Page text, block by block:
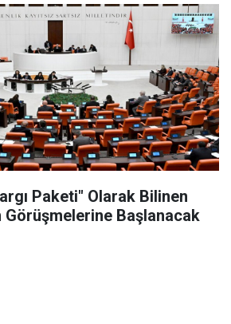
Paketi" Olarak Bilinen
Görüşmelerine Başlanacak